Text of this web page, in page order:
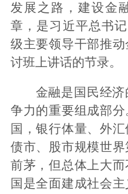
发展之路，建设金
章，是习近平总书
级主要领导干部推
讨班上讲话的节录。
金融是国民经济
争力的重要组成部
国，银行体量、外
债市、股市规模世
前茅，但总体上大
国是全面建成社会